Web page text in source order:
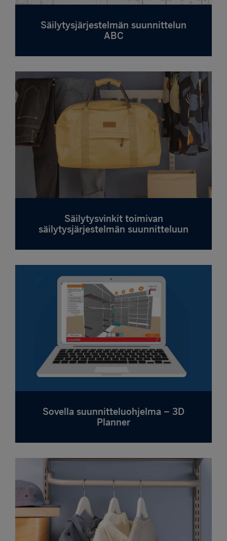
Säilytysjärjestelmän suunnittelun
ABC
Säilytysvinkit toimivan
säilytysjärjestelmän suunnitteluun
Sovella suunnitteluohjelma – 3D
Planner